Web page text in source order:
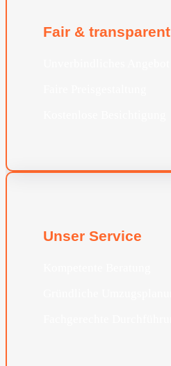
Fair & transparent
Unser Service